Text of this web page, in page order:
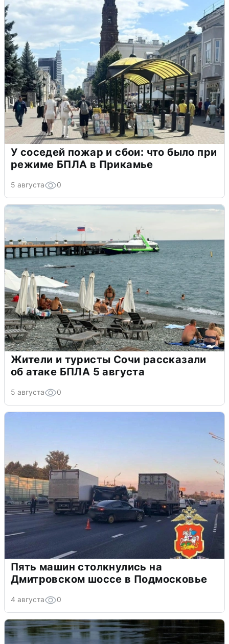
У соседей пожар и сбои: что было при
режиме БПЛА в Прикамье
5 августа 0
Жители и туристы Сочи рассказали
об атаке БПЛА 5 августа
5 августа 0
Пять машин столкнулись на
Дмитровском шоссе в Подмосковье
4 августа 0